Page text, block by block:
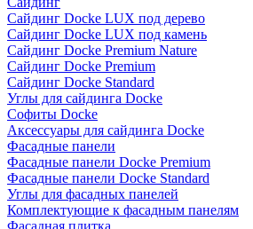
Сайдинг Docke LUX под дерево
Сайдинг Docke LUX под камень
Сайдинг Docke Premium Nature
Сайдинг Docke Premium
Сайдинг Docke Standard
Углы для сайдинга Docke
Софиты Docke
Аксессуары для сайдинга Docke
Фасадные панели
Фасадные панели Docke Premium
Фасадные панели Docke Standard
Углы для фасадных панелей
Комплектующие к фасадным панелям
Фасадная плитка